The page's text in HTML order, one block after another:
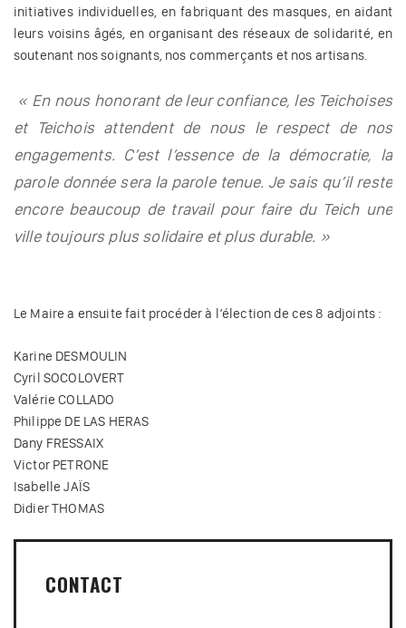
initiatives individuelles, en fabriquant des masques, en aidant
leurs voisins âgés, en organisant des réseaux de solidarité, en
soutenant nos soignants, nos commerçants et nos artisans.
« En nous honorant de leur confiance, les Teichoises
et Teichois attendent de nous le respect de nos
engagements. C’est l’essence de la démocratie, la
parole donnée sera la parole tenue. Je sais qu’il reste
encore beaucoup de travail pour faire du Teich une
ville toujours plus solidaire et plus durable. »
Le Maire a ensuite fait procéder à l’élection de ces 8 adjoints :
Karine DESMOULIN
Cyril SOCOLOVERT
Valérie COLLADO
Philippe DE LAS HERAS
Dany FRESSAIX
Victor PETRONE
Isabelle JAÏS
Didier THOMAS
CONTACT